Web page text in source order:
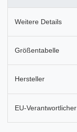
Weitere Details
Größentabelle
Hersteller
EU-Verantwortlicher